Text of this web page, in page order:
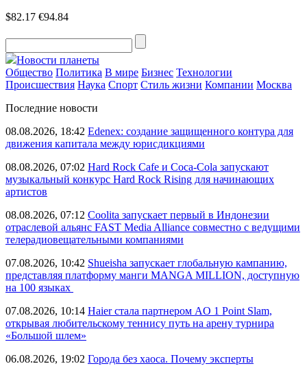
$82.17 €94.84
Новости планеты
Общество Политика В мире Бизнес Технологии
Происшествия Наука Спорт Стиль жизни Компании Москва
Последние новости
08.08.2026, 18:42 Edenex: создание защищенного контура для
движения капитала между юрисдикциями
08.08.2026, 07:02 Hard Rock Cafe и Coca-Cola запускают
музыкальный конкурс Hard Rock Rising для начинающих
артистов
08.08.2026, 07:12 Coolita запускает первый в Индонезии
отраслевой альянс FAST Media Alliance совместно с ведущими
телерадиовещательными компаниями
07.08.2026, 10:42 Shueisha запускает глобальную кампанию,
представляя платформу манги MANGA MILLION, доступную
на 100 языках
07.08.2026, 10:14 Haier стала партнером AO 1 Point Slam,
открывая любительскому теннису путь на арену турнира
«Большой шлем»
06.08.2026, 19:02 Города без хаоса. Почему эксперты